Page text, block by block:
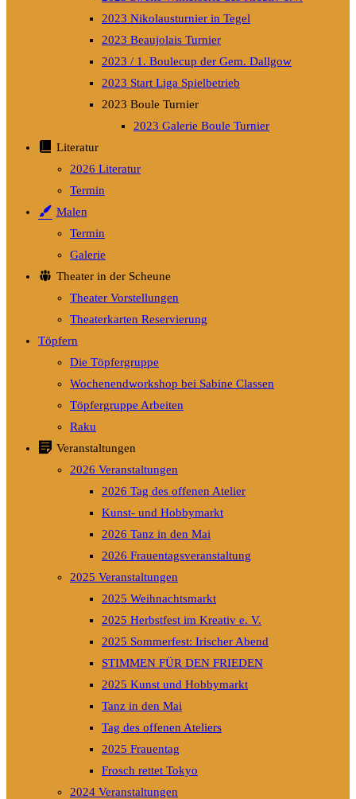
2023 Nikolausturnier in Tegel
2023 Beaujolais Turnier
2023 / 1. Boulecup der Gem. Dallgow
2023 Start Liga Spielbetrieb
2023 Boule Turnier
2023 Galerie Boule Turnier
Literatur
2026 Literatur
Termin
Malen
Termin
Galerie
Theater in der Scheune
Theater Vorstellungen
Theaterkarten Reservierung
Töpfern
Die Töpfergruppe
Wochenendworkshop bei Sabine Classen
Töpfergruppe Arbeiten
Raku
Veranstaltungen
2026 Veranstaltungen
2026 Tag des offenen Atelier
Kunst- und Hobbymarkt
2026 Tanz in den Mai
2026 Frauentagsveranstaltung
2025 Veranstaltungen
2025 Weihnachtsmarkt
2025 Herbstfest im Kreativ e. V.
2025 Sommerfest: Irischer Abend
STIMMEN FÜR DEN FRIEDEN
2025 Kunst und Hobbymarkt
Tanz in den Mai
Tag des offenen Ateliers
2025 Frauentag
Frosch rettet Tokyo
2024 Veranstaltungen